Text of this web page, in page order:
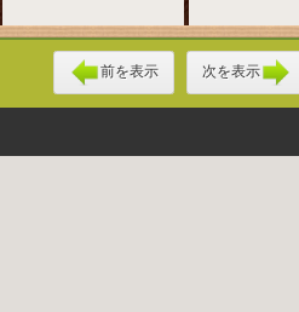
前を表示 次を表示